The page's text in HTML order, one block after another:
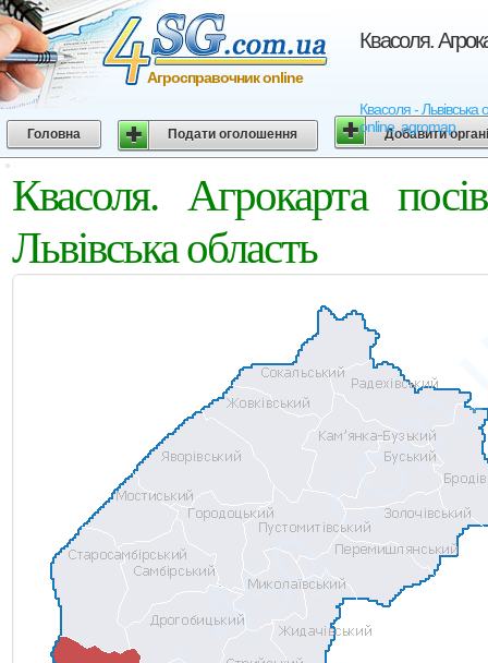
Квасоля.
Квасоля - Львівська
online, agromap
Агросправочник online
Головна Подати оголошення Добавити
Квасоля. Агрокарта
Львівська область